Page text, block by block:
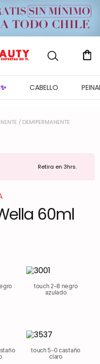
CABELLO
/ DEMIPERMANENTE
Retira en 3hrs.
60ml
touch 2-8 negro
azulado
touch 5-0 castaño
claro